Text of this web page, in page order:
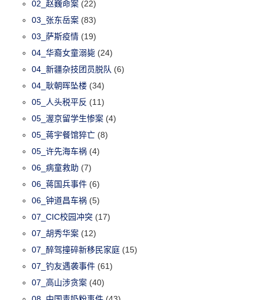
02_赵巍命案 (22)
03_张东岳案 (83)
03_萨斯疫情 (19)
04_华裔女童溺毙 (24)
04_新疆杂技团员脱队 (6)
04_耿朝晖坠楼 (34)
05_人头税平反 (11)
05_渥京留学生惨案 (4)
05_蒋宇餐馆猝亡 (8)
05_许先海车祸 (4)
06_病童救助 (7)
06_蒋国兵事件 (6)
06_钟道昌车祸 (5)
07_CIC校园冲突 (17)
07_胡秀华案 (12)
07_醉驾撞碎新移民家庭 (15)
07_钓友遇袭事件 (61)
07_高山涉贪案 (40)